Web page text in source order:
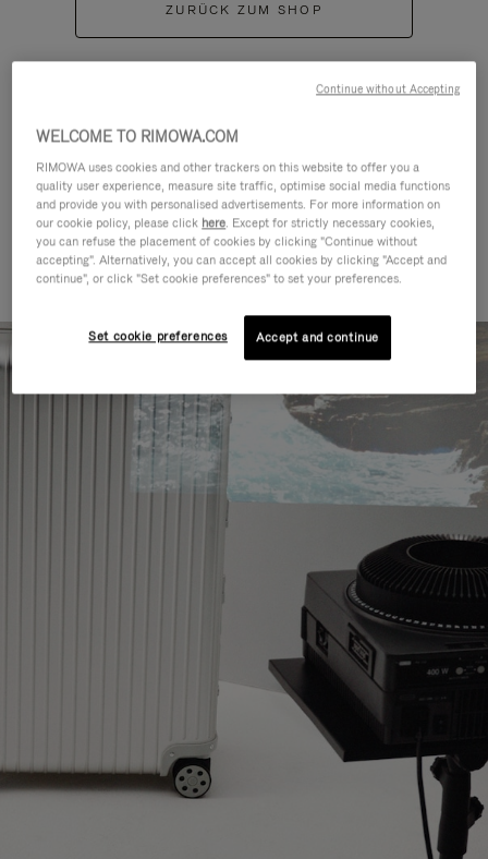
ZURÜCK ZUM SHOP
KATEGORIEN
Finden Sie das Passende für
Reisen aller Art
WELCOME TO RIMOWA.COM
RIMOWA uses cookies and other trackers on this website to offer you a
quality user experience, measure site traffic, optimise social media functions
and provide you with personalised advertisements. For more information on
our cookie policy, please click here. Except for strictly necessary cookies,
you can refuse the placement of cookies by clicking "Continue without
accepting". Alternatively, you can accept all cookies by clicking "Accept and
continue", or click "Set cookie preferences" to set your preferences.
Set cookie preferences Accept and continue
Continue without Accepting